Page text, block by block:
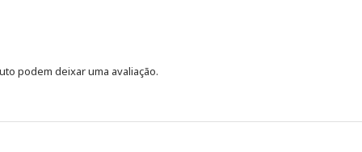
podem deixar uma avaliação.